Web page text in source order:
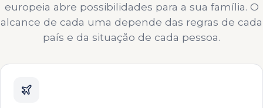
europeia abre possibilidades para a sua família. O
alcance de cada uma depende das regras de cada
país e da situação de cada pessoa.